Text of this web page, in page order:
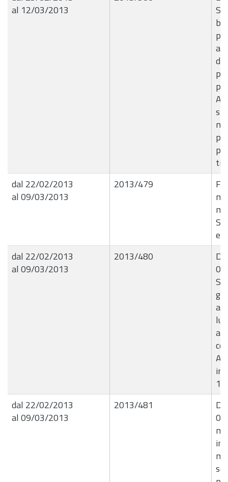
al 12/03/2013
di
dal 22/02/2013
al 09/03/2013
2013/479
ed
dal 22/02/2013
al 09/03/2013
2013/480
dal 22/02/2013
al 09/03/2013
2013/481